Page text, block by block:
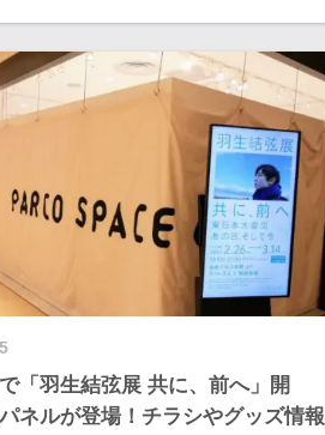
「羽生結弦展 共に、前へ」開
ネルが登場！チラシやグッズ情報